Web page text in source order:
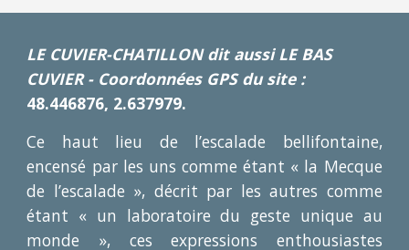
LE CUVIER-CHATILLON dit aussi LE BAS
CUVIER - Coordonnées GPS du site:
48.446876, 2.637979.
Ce haut lieu de l’escalade bellifontaine,
encensé par les uns comme étant « la Mecque
de l’escalade », décrit par les autres comme
étant « un laboratoire du geste unique au
monde », ces expressions enthousiastes